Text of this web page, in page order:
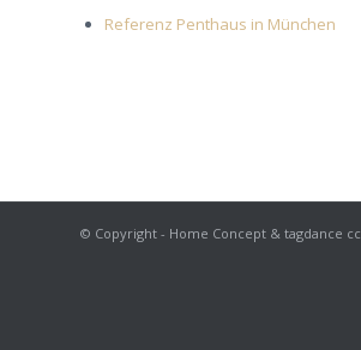
Referenz Penthaus in München
© Copyright - Home Concept & tagdance cc